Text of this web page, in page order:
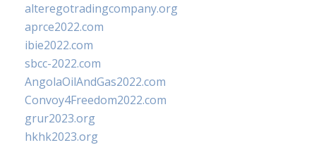
alteregotradingcompany.org
aprce2022.com
ibie2022.com
sbcc-2022.com
AngolaOilAndGas2022.com
Convoy4Freedom2022.com
grur2023.org
hkhk2023.org